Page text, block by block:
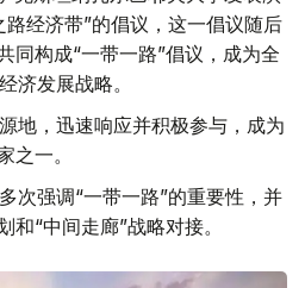
经济带”的倡议，这一倡议随后
同构成“一带一路”倡议，成为全
济发展战略。
地，迅速响应并积极参与，成为
之一。
次强调“一带一路”的重要性，并
和“中间走廊”战略对接。